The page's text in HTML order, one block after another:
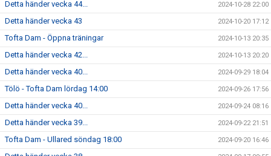
Detta händer vecka 44... 2024-10-28 22:00
Detta händer vecka 43 2024-10-20 17:12
Tofta Dam - Öppna träningar 2024-10-13 20:35
Detta händer vecka 42... 2024-10-13 20:20
Detta händer vecka 40... 2024-09-29 18:04
Tölö - Tofta Dam lördag 14:00 2024-09-26 17:56
Detta händer vecka 40... 2024-09-24 08:16
Detta händer vecka 39... 2024-09-22 21:51
Tofta Dam - Ullared söndag 18:00 2024-09-20 16:46